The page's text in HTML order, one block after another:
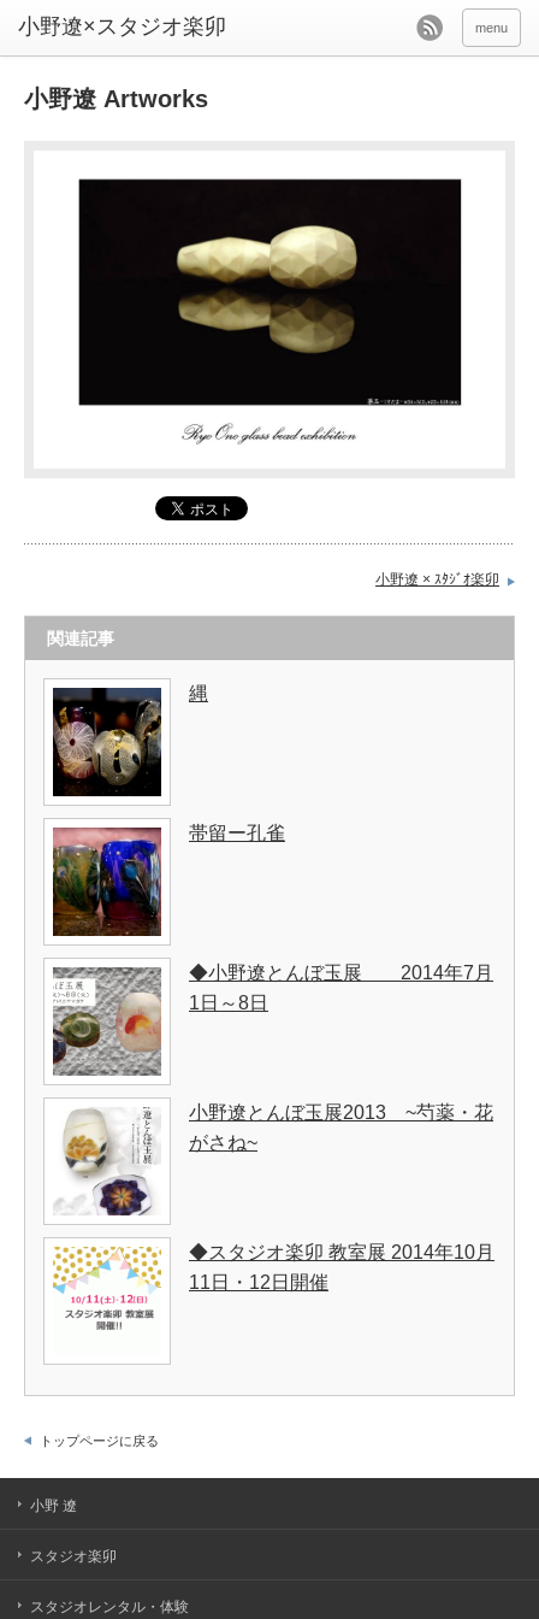
menu
小野遼 Artworks
小野遼 × ｽﾀｼﾞｵ楽卯
関連記事
縄
帯留ー孔雀
◆小野遼とんぼ玉展 2014年7月
1日～8日
小野遼とんぼ玉展2013 ~芍薬・花
がさね~
◆スタジオ楽卯 教室展 2014年10月
11日・12日開催
トップページに戻る
小野 遼
スタジオ楽卯
スタジオレンタル・体験